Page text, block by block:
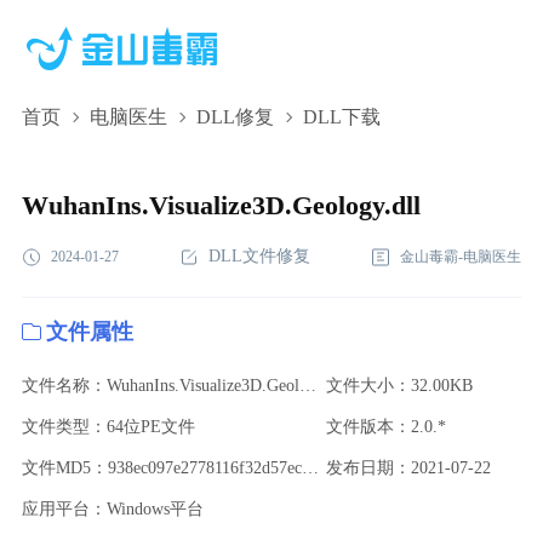
首页 电脑医生 DLL修复 DLL下载
WuhanIns.Visualize3D.Geology.dll,WuhanIns.Visualize3D.Geology.dll
WuhanIns.Visualize3D.Geology.dll
2024-01-27 DLL文件修复 金山毒霸-电脑医生
文件属性
文件名称：WuhanIns.Visualize3D.Geology.dll 文件大小：32.00KB
文件类型：64位PE文件 文件版本：2.0.*
文件MD5：938ec097e2778116f32d57ec0be6831f 发布日期：2021-07-22
应用平台：Windows平台